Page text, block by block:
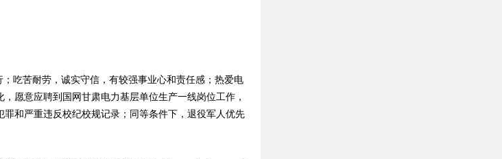
苦耐劳，诚实守信，有较强事业心和责任感；热爱电
愿意应聘到国网甘肃电力基层单位生产一线岗位工作，
和严重违反校纪校规记录；同等条件下，退役军人优先